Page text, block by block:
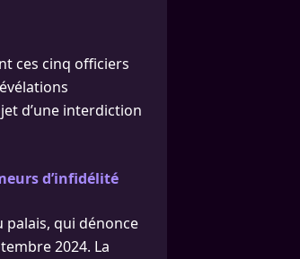
ces cinq officiers
d’une interdiction
d’infidélité
palais, qui dénonce
2024. La